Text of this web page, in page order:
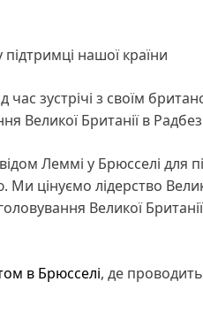
підтримці нашої країни
час зустрічі з своїм
Великої Британії в
Леммі у Брюсселі для
цінуємо лідерство
Великої
в Брюсселі, де